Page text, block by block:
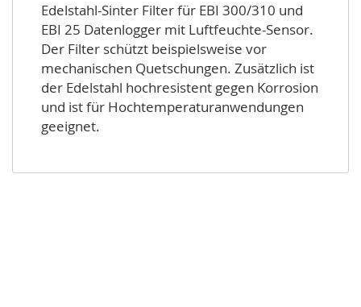
Edelstahl-Sinter Filter für EBI 300/310 und
EBI 25 Datenlogger mit Luftfeuchte-Sensor.
Der Filter schützt beispielsweise vor
mechanischen Quetschungen. Zusätzlich ist
der Edelstahl hochresistent gegen Korrosion
und ist für Hochtemperaturanwendungen
geeignet.